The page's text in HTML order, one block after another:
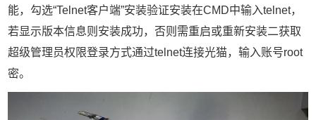
能，勾选“Telnet客户端”安装验证安装在CMD中输入telnet，
若显示版本信息则安装成功，否则需重启或重新安装二获取
超级管理员权限登录方式通过telnet连接光猫，输入账号root
密。